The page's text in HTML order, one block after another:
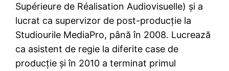
Supérieure de Réalisation Audiovisuelle) şi a
lucrat ca supervizor de post-producţie la
Studiourile MediaPro, până în 2008. Lucrează
ca asistent de regie la diferite case de
producţie şi în 2010 a terminat primul